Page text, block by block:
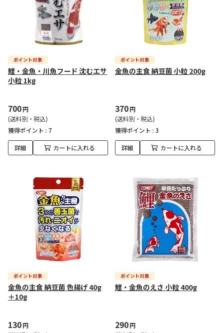
鯉・金魚・川魚フード 沈むエサ
小粒 1kg
700円
(送料別・税込)
獲得ポイント : 7
詳細 カートに入れる
金魚の主食 納豆菌 小粒 200g
370円
(送料別・税込)
獲得ポイント : 3
詳細 カートに入れる
金魚の主食 納豆菌 色揚げ 40g
＋10g
130円
鯉・金魚のえさ 小粒 400g
290円